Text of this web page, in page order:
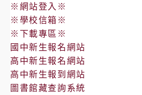
※網站登入※
※學校信箱※
※下載專區※
國中新生報名網站
高中新生報名網站
高中新生報到網站
圖書館藏查詢系統